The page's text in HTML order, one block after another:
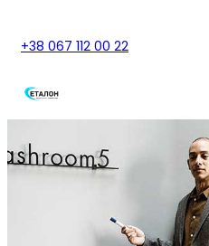
до+38 067 112 00 22